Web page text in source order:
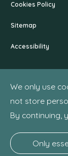
We only use
not store
By continuing,
Only
Cookies Policy
Sitemap
Accessibility